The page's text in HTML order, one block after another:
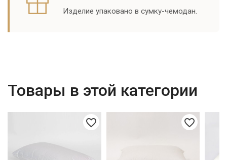
Изделие упаковано в сумку-чемодан.
Товары в этой категории
favorite_border favorite_border